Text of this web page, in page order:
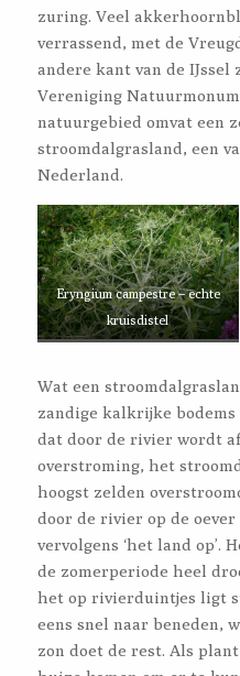
zuring. Veel
verrassend, met de
andere kant van de IJssel
Vereniging
natuurgebied omvat een
stroomdalgrasland, een
Nederland.
Eryngium campestre – echte
kruisdistel
Wat een
zandige kalkrijke
dat door de rivier wordt
overstroming, het
hoogst zelden
door de rivier op de
vervolgens ‘het land op’.
de zomerperiode heel
het op rivierduintjes ligt
eens snel naar beneden,
zon doet de rest. Als